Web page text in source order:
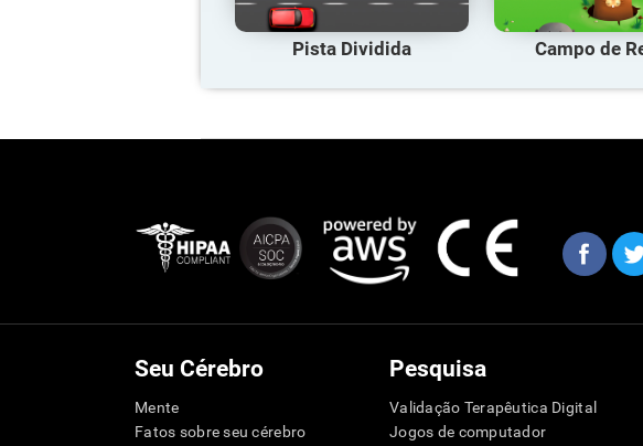
Pista Dividida Campo de
Seu Cérebro
Mente
Fatos sobre seu cérebro
Pesquisa
Validação Terapêutica Digital
Jogos de computador